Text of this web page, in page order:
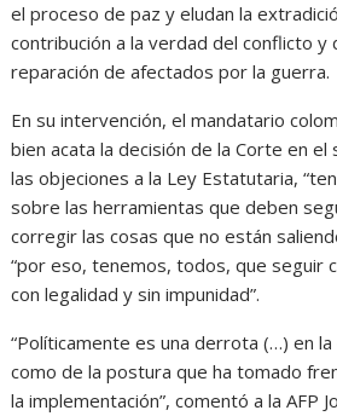
el proceso de paz y eludan la
contribución a la verdad del conflicto y
reparación de afectados por la guerra.
En su intervención, el mandatario
bien acata la decisión de la Corte en
las objeciones a la Ley Estatutaria,
sobre las herramientas que deben
corregir las cosas que no están
“por eso, tenemos, todos, que seguir
con legalidad y sin impunidad”.
“Políticamente es una derrota (…) en
como de la postura que ha tomado
la implementación”, comentó a la AFP